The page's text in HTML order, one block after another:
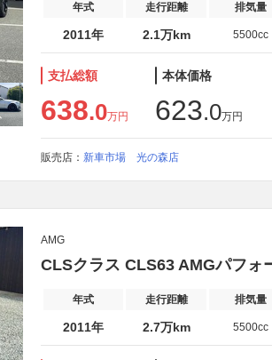
年式 走行距離 排気量
2011年 2.1万km 5500cc
支払総額
638.0万円
本体価格
623.0万円
販売店： 新車市場 光の森店
AMG
CLSクラス CLS63 AMGパフォ
年式 走行距離 排気量
2011年 2.7万km 5500cc